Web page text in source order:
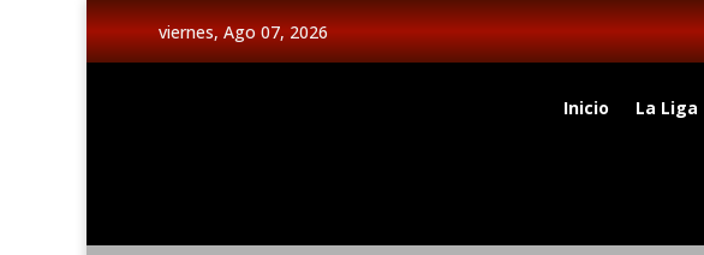
viernes, Ago 07, 2026
Inicio La Liga